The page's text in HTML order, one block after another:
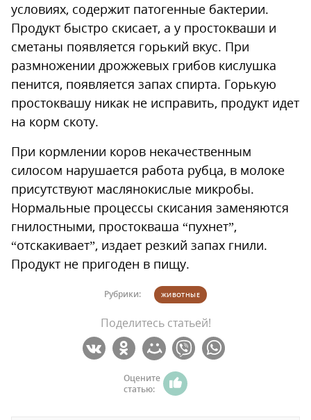
условиях, содержит патогенные бактерии.
Продукт быстро скисает, а у простокваши и
сметаны появляется горький вкус. При
размножении дрожжевых грибов кислушка
пенится, появляется запах спирта. Горькую
простоквашу никак не исправить, продукт идет
на корм скоту.
При кормлении коров некачественным
силосом нарушается работа рубца, в молоке
присутствуют маслянокислые микробы.
Нормальные процессы скисания заменяются
гнилостными, простокваша “пухнет”,
“отскакивает”, издает резкий запах гнили.
Продукт не пригоден в пищу.
Рубрики: ЖИВОТНЫЕ
Поделитесь статьей!
Оцените
статью: